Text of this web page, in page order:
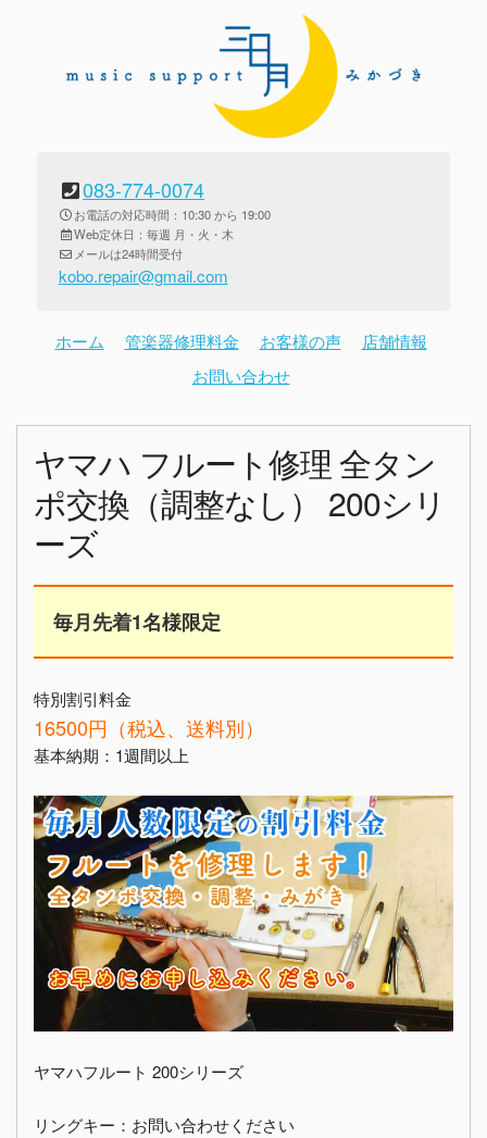
083-774-0074
お電話の対応時間：10:30 から 19:00
Web定休日：毎週 月・火・木
メールは24時間受付
kobo.repair@gmail.com
ホーム 管楽器修理料金 お客様の声
店舗情報
お問い合わせ
ヤマハ フルート修理 全タン
ポ交換（調整なし） 200シリ
ーズ
毎月先着1名様限定
特別割引料金
16500円（税込、送料別）
基本納期：1週間以上
ヤマハフルート 200シリーズ
リングキー：お問い合わせください